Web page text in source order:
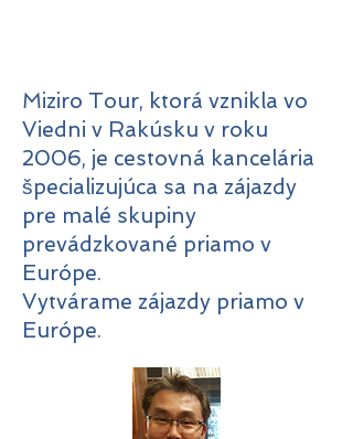
Miziro Tour, ktorá vznikla vo
Viedni v Rakúsku v roku
2006, je cestovná kancelária
špecializujúca sa na zájazdy
pre malé skupiny
prevádzkované priamo v
Európe.
Vytvárame zájazdy priamo v
Európe.